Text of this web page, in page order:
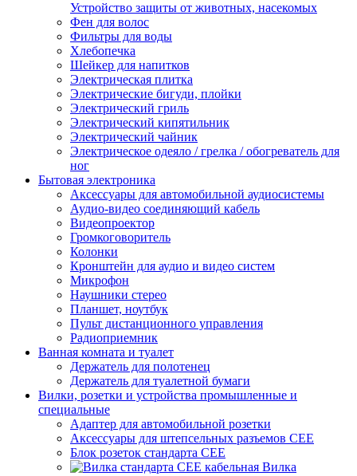
Устройство защиты от животных, насекомых
Фен для волос
Фильтры для воды
Хлебопечка
Шейкер для напитков
Электрическая плитка
Электрические бигуди, плойки
Электрический гриль
Электрический кипятильник
Электрический чайник
Электрическое одеяло / грелка / обогреватель для
ног
Бытовая электроника
Аксессуары для автомобильной аудиосистемы
Аудио-видео соединяющий кабель
Видеопроектор
Громкоговоритель
Колонки
Кронштейн для аудио и видео систем
Микрофон
Наушники стерео
Планшет, ноутбук
Пульт дистанционного управления
Радиоприемник
Ванная комната и туалет
Держатель для полотенец
Держатель для туалетной бумаги
Вилки, розетки и устройства промышленные и
специальные
Адаптер для автомобильной розетки
Аксессуары для штепсельных разъемов CEE
Блок розеток стандарта CEE
Вилка